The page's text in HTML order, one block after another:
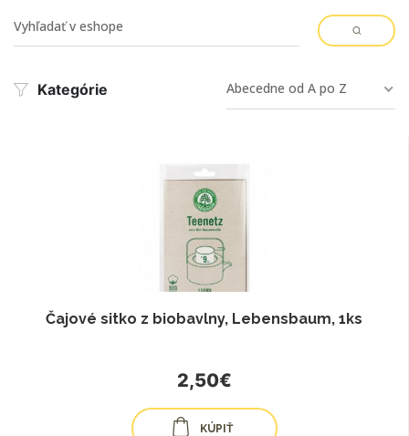
Kategórie Abecedne od A po Z
Čajové sitko z biobavlny, Lebensbaum, 1ks
2,50€
KÚPIŤ